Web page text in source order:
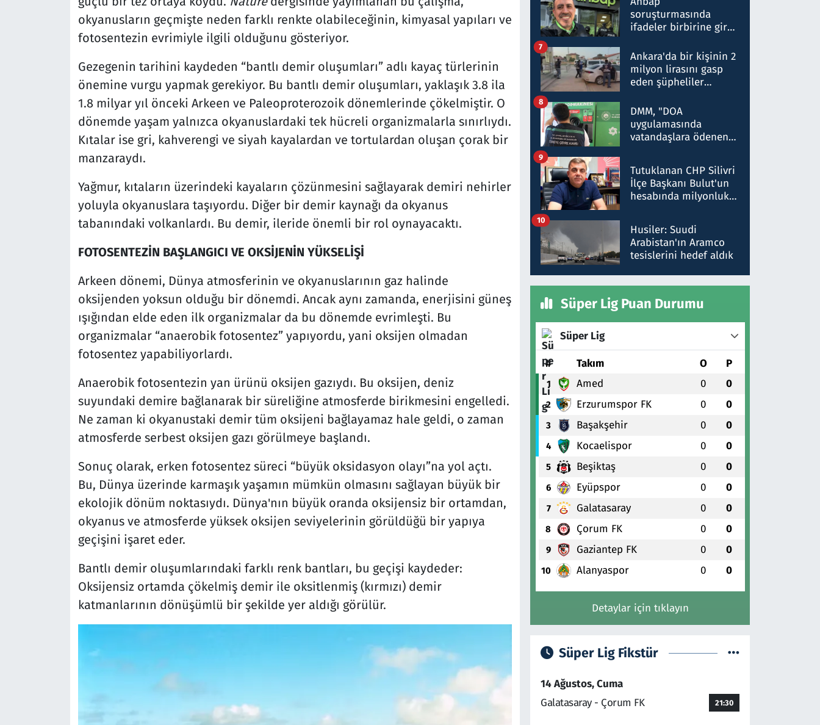
okyanusların geçmişte neden farklı renkte olabileceğinin, kimyasal yapıları ve
fotosentezin evrimiyle ilgili olduğunu gösteriyor.
Gezegenin tarihini kaydeden “bantlı demir oluşumları” adlı kayaç türlerinin
önemine vurgu yapmak gerekiyor. Bu bantlı demir oluşumları, yaklaşık 3.8 ila
1.8 milyar yıl önceki Arkeen ve Paleoproterozoik dönemlerinde çökelmiştir. O
dönemde yaşam yalnızca okyanuslardaki tek hücreli organizmalarla sınırlıydı.
Kıtalar ise gri, kahverengi ve siyah kayalardan ve tortulardan oluşan çorak bir
manzaraydı.
Yağmur, kıtaların üzerindeki kayaların çözünmesini sağlayarak demiri nehirler
yoluyla okyanuslara taşıyordu. Diğer bir demir kaynağı da okyanus
tabanındaki volkanlardı. Bu demir, ileride önemli bir rol oynayacaktı.
FOTOSENTEZİN BAŞLANGICI VE OKSİJENİN YÜKSELİŞİ
Arkeen dönemi, Dünya atmosferinin ve okyanuslarının gaz halinde
oksijenden yoksun olduğu bir dönemdi. Ancak aynı zamanda, enerjisini güneş
ışığından elde eden ilk organizmalar da bu dönemde evrimleşti. Bu
organizmalar “anaerobik fotosentez” yapıyordu, yani oksijen olmadan
fotosentez yapabiliyorlardı.
Anaerobik fotosentezin yan ürünü oksijen gazıydı. Bu oksijen, deniz
suyundaki demire bağlanarak bir süreliğine atmosferde birikmesini engelledi.
Ne zaman ki okyanustaki demir tüm oksijeni bağlayamaz hale geldi, o zaman
atmosferde serbest oksijen gazı görülmeye başlandı.
Sonuç olarak, erken fotosentez süreci “büyük oksidasyon olayı”na yol açtı.
Bu, Dünya üzerinde karmaşık yaşamın mümkün olmasını sağlayan büyük bir
ekolojik dönüm noktasıydı. Dünya'nın büyük oranda oksijensiz bir ortamdan,
okyanus ve atmosferde yüksek oksijen seviyelerinin görüldüğü bir yapıya
geçişini işaret eder.
Bantlı demir oluşumlarındaki farklı renk bantları, bu geçişi kaydeder:
Oksijensiz ortamda çökelmiş demir ile oksitlenmiş (kırmızı) demir
katmanlarının dönüşümlü bir şekilde yer aldığı görülür.
belirtti
soruşturmasında
ifadeler birbirine girdi:
ifadelerinden ortaya
çıkan tablo şok etti
Ankara'da bir kişinin 2
milyon lirasını gasp
eden şüpheliler
7
DMM, "DOA
uygulamasında
vatandaşlara ödenen
düşürüldüğü" iddiasını
yalanladı
8
Tutuklanan CHP Silivri
İlçe Başkanı Bulut'un
hesabında milyonluk
talimat verdi, ben
gönderdim
9
Husiler: Suudi
Arabistan'ın Aramco
tesislerini hedef aldık
10
Süper Lig Puan Durumu
Süper Lig
# Takım O P
1 Amed 0 0
2 Erzurumspor FK 0 0
3 Başakşehir 0 0
4 Kocaelispor 0 0
5 Beşiktaş 0 0
6 Eyüpspor 0 0
7 Galatasaray 0 0
8 Çorum FK 0 0
9 Gaziantep FK 0 0
10 Alanyaspor 0 0
Detaylar için tıklayın
Süper Lig Fikstür
14 Ağustos, Cuma
Galatasaray - Çorum FK
21:30